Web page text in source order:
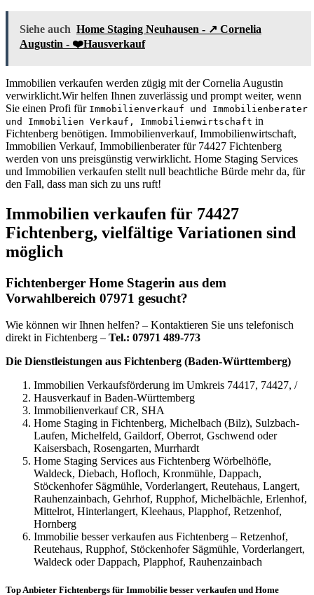
Siehe auch Home Staging Neuhausen - ↗️ Cornelia
Augustin - ❤️Hausverkauf
Immobilien verkaufen werden zügig mit der Cornelia Augustin
verwirklicht.Wir helfen Ihnen zuverlässig und prompt weiter, wenn
Sie einen Profi für Immobilienverkauf und Immobilienberater
und Immobilien Verkauf, Immobilienwirtschaft in
Fichtenberg benötigen. Immobilienverkauf, Immobilienwirtschaft,
Immobilien Verkauf, Immobilienberater für 74427 Fichtenberg
werden von uns preisgünstig verwirklicht. Home Staging Services
und Immobilien verkaufen stellt null beachtliche Bürde mehr da, für
den Fall, dass man sich zu uns ruft!
Immobilien verkaufen für 74427
Fichtenberg, vielfältige Variationen sind
möglich
Fichtenberger Home Stagerin aus dem
Vorwahlbereich 07971 gesucht?
Wie können wir Ihnen helfen? – Kontaktieren Sie uns telefonisch
direkt in Fichtenberg – Tel.: 07971 489-773
Die Dienstleistungen aus Fichtenberg (Baden-Württemberg)
Immobilien Verkaufsförderung im Umkreis 74417, 74427, /
Hausverkauf in Baden-Württemberg
Immobilienverkauf CR, SHA
Home Staging in Fichtenberg, Michelbach (Bilz), Sulzbach-
Laufen, Michelfeld, Gaildorf, Oberrot, Gschwend oder
Kaisersbach, Rosengarten, Murrhardt
Home Staging Services aus Fichtenberg Wörbelhöfle,
Waldeck, Diebach, Hofloch, Kronmühle, Dappach,
Stöckenhofer Sägmühle, Vorderlangert, Reutehaus, Langert,
Rauhenzainbach, Gehrhof, Rupphof, Michelbächle, Erlenhof,
Mittelrot, Hinterlangert, Kleehaus, Plapphof, Retzenhof,
Hornberg
Immobilie besser verkaufen aus Fichtenberg – Retzenhof,
Reutehaus, Rupphof, Stöckenhofer Sägmühle, Vorderlangert,
Waldeck oder Dappach, Plapphof, Rauhenzainbach
Top Anbieter Fichtenbergs für Immobilie besser verkaufen und Home